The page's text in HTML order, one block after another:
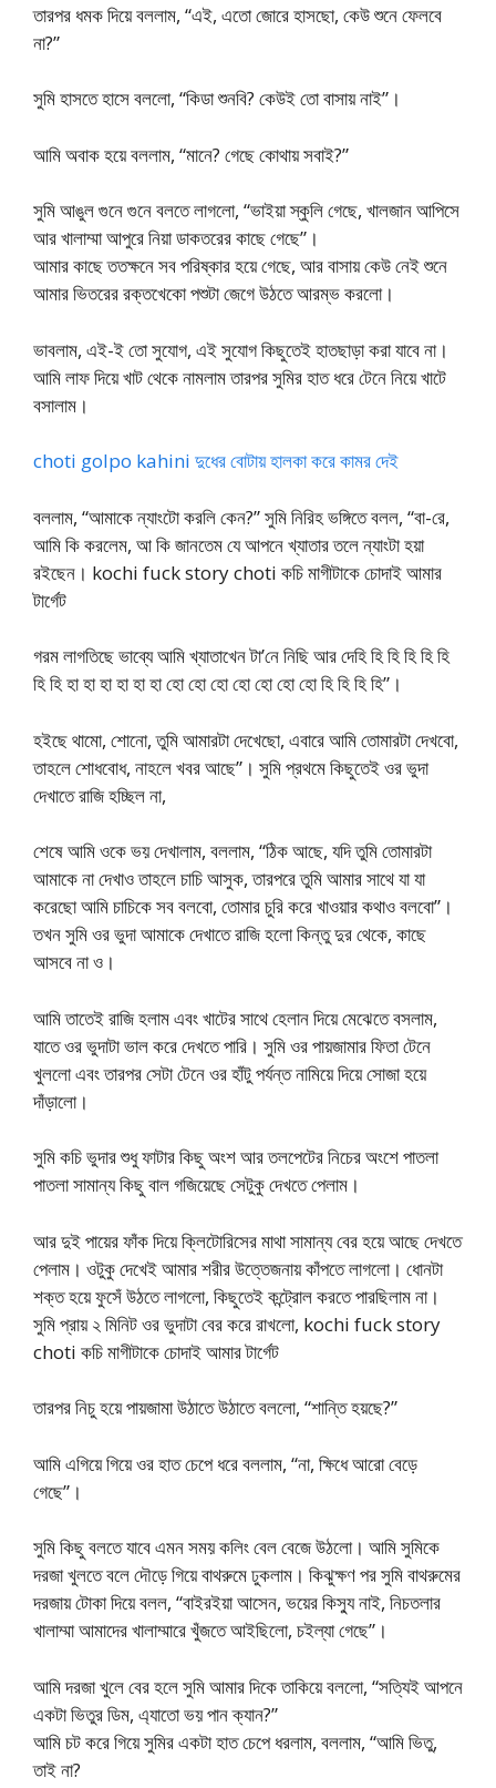
তারপর ধমক দিয়ে বললাম, “এই, এতো জোরে হাসছো, কেউ শুনে ফেলবে
না?”
সুমি হাসতে হাসে বললো, “কিডা শুনবি? কেউই তো বাসায় নাই”।
আমি অবাক হয়ে বললাম, “মানে? গেছে কোথায় সবাই?”
সুমি আঙুল গুনে গুনে বলতে লাগলো, “ভাইয়া স্কুলি গেছে, খালজান আপিসে
আর খালাম্মা আপুরে নিয়া ডাকতরের কাছে গেছে”।
আমার কাছে ততক্ষনে সব পরিষ্কার হয়ে গেছে, আর বাসায় কেউ নেই শুনে
আমার ভিতরের রক্তখেকো পশুটা জেগে উঠতে আরম্ভ করলো।
ভাবলাম, এই-ই তো সুযোগ, এই সুযোগ কিছুতেই হাতছাড়া করা যাবে না।
আমি লাফ দিয়ে খাট থেকে নামলাম তারপর সুমির হাত ধরে টেনে নিয়ে খাটে
বসালাম।
choti golpo kahini দুধের বোটায় হালকা করে কামর দেই
বললাম, “আমাকে ন্যাংটো করলি কেন?” সুমি নিরিহ ভঙ্গিতে বলল, “বা-রে,
আমি কি করলেম, আ কি জানতেম যে আপনে খ্যাতার তলে ন্যাংটা হয়া
রইছেন। kochi fuck story choti কচি মাগীটাকে চোদাই আমার
টার্গেট
গরম লাগতিছে ভাব্যে আমি খ্যাতাখেন টা’নে নিছি আর দেহি হি হি হি হি হি
হি হি হা হা হা হা হা হা হো হো হো হো হো হো হো হি হি হি হি”।
হইছে থামো, শোনো, তুমি আমারটা দেখেছো, এবারে আমি তোমারটা দেখবো,
তাহলে শোধবোধ, নাহলে খবর আছে”। সুমি প্রথমে কিছুতেই ওর ভুদা
দেখাতে রাজি হচ্ছিল না,
শেষে আমি ওকে ভয় দেখালাম, বললাম, “ঠিক আছে, যদি তুমি তোমারটা
আমাকে না দেখাও তাহলে চাচি আসুক, তারপরে তুমি আমার সাথে যা যা
করেছো আমি চাচিকে সব বলবো, তোমার চুরি করে খাওয়ার কথাও বলবো”।
তখন সুমি ওর ভুদা আমাকে দেখাতে রাজি হলো কিন্তু দুর থেকে, কাছে
আসবে না ও।
আমি তাতেই রাজি হলাম এবং খাটের সাথে হেলান দিয়ে মেঝেতে বসলাম,
যাতে ওর ভুদাটা ভাল করে দেখতে পারি। সুমি ওর পায়জামার ফিতা টেনে
খুললো এবং তারপর সেটা টেনে ওর হাঁটু পর্যন্ত নামিয়ে দিয়ে সোজা হয়ে
দাঁড়ালো।
সুমি কচি ভুদার শুধু ফাটার কিছু অংশ আর তলপেটের নিচের অংশে পাতলা
পাতলা সামান্য কিছু বাল গজিয়েছে সেটুকু দেখতে পেলাম।
আর দুই পায়ের ফাঁক দিয়ে ক্লিটোরিসের মাথা সামান্য বের হয়ে আছে দেখতে
পেলাম। ওটুকু দেখেই আমার শরীর উত্তেজনায় কাঁপতে লাগলো। ধোনটা
শক্ত হয়ে ফুসেঁ উঠতে লাগলো, কিছুতেই কন্ট্রোল করতে পারছিলাম না।
সুমি প্রায় ২ মিনিট ওর ভুদাটা বের করে রাখলো, kochi fuck story
choti কচি মাগীটাকে চোদাই আমার টার্গেট
তারপর নিচু হয়ে পায়জামা উঠাতে উঠাতে বললো, “শান্তি হয়ছে?”
আমি এগিয়ে গিয়ে ওর হাত চেপে ধরে বললাম, “না, ক্ষিধে আরো বেড়ে
গেছে”।
সুমি কিছু বলতে যাবে এমন সময় কলিং বেল বেজে উঠলো। আমি সুমিকে
দরজা খুলতে বলে দৌড়ে গিয়ে বাথরুমে ঢুকলাম। কিঝুক্ষণ পর সুমি বাথরুমের
দরজায় টোকা দিয়ে বলল, “বাইরইয়া আসেন, ভয়ের কিস্যু নাই, নিচতলার
খালাম্মা আমাদের খালাম্মারে খুঁজতে আইছিলো, চইল্যা গেছে”।
আমি দরজা খুলে বের হলে সুমি আমার দিকে তাকিয়ে বললো, “সত্যিই আপনে
একটা ভিতুর ডিম, এ্যাতো ভয় পান ক্যান?”
আমি চট করে গিয়ে সুমির একটা হাত চেপে ধরলাম, বললাম, “আমি ভিতু,
তাই না?